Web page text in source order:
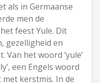
als in Germaanse
men de
feest Yule. Dit
gezelligheid en
het woord ‘yule’
een Engels woord
kerstmis. In de